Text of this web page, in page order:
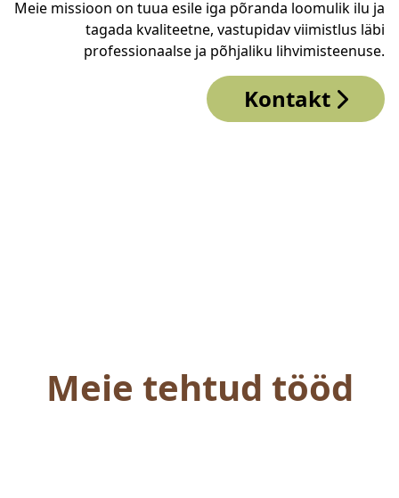
Meie missioon on tuua esile iga põranda loomulik ilu ja
tagada kvaliteetne, vastupidav viimistlus läbi
professionaalse ja põhjaliku lihvimisteenuse.
Kontakt
Meie tehtud tööd